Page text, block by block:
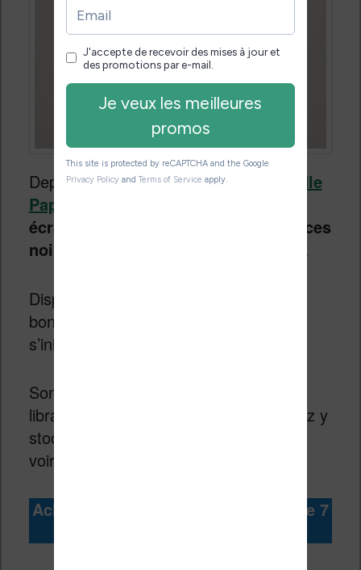
Depuis sa dernière mise à jour, la
Kindle
Paperwhite
écran à encre électronique de 7 pouces
noir et blanc de dernière génération
.
Disponible à partir de 169,99€ c’est un
bon tarif et une excellente liseuse pour
s’initier à la lecture numérique.
Son stockage est adapté aux grosses
librairies d’ebooks puisque vous pourrez y
stocker 2000 et 4000 ebooks – de quoi
voir venir un bon moment !
Acheter la liseuse Kindle Paperwhite 7